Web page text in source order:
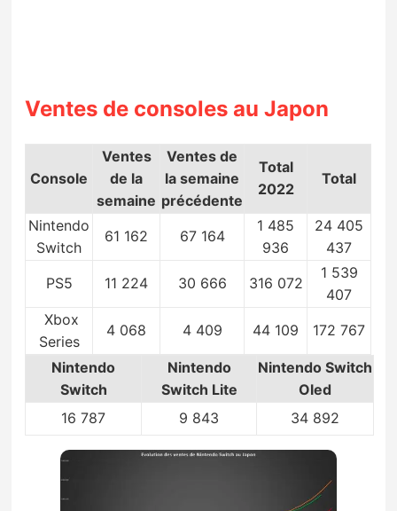
Ventes de consoles au Japon
Console
Ventes
de la
semaine
Ventes de
la semaine
précédente
Total
2022
Total
Nintendo
Switch
61 162 67 164
1 485
936
24 405
437
PS5
11 224 30 666 316 072
1 539
407
Xbox
Series
4 068 4 409 44 109 172 767
Nintendo
Switch
Nintendo
Switch Lite
Nintendo Switch
Oled
16 787
9 843 34 892